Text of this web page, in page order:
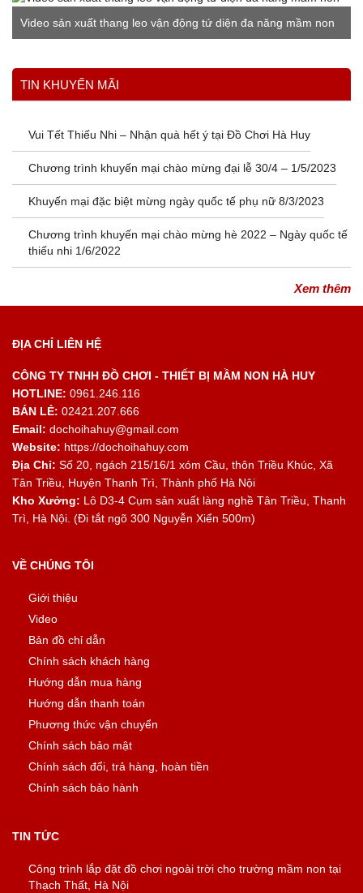
Video sản xuất thang leo vận động tứ diện đa năng mầm non
Xem thêm
TIN KHUYẾN MÃI
Vui Tết Thiếu Nhi – Nhận quà hết ý tại Đồ Chơi Hà Huy
Chương trình khuyến mại chào mừng đại lễ 30/4 – 1/5/2023
Khuyến mại đặc biệt mừng ngày quốc tế phụ nữ 8/3/2023
Chương trình khuyến mại chào mừng hè 2022 – Ngày quốc tế
thiếu nhi 1/6/2022
Xem thêm
ĐỊA CHỈ LIÊN HỆ
CÔNG TY TNHH ĐỒ CHƠI - THIẾT BỊ MẦM NON HÀ HUY
HOTLINE: 0961.246.116
BÁN LẺ: 02421.207.666
Email: dochoihahuy@gmail.com
Website: https://dochoihahuy.com
Địa Chỉ: Số 20, ngách 215/16/1 xóm Cầu, thôn Triều Khúc, Xã
Tân Triều, Huyện Thanh Trì, Thành phố Hà Nội
Kho Xưởng: Lô D3-4 Cụm sản xuất làng nghề Tân Triều, Thanh
Trì, Hà Nội. (Đi tắt ngõ 300 Nguyễn Xiển 500m)
VỀ CHÚNG TÔI
Giới thiệu
Video
Bản đồ chỉ dẫn
Chính sách khách hàng
Hướng dẫn mua hàng
Hướng dẫn thanh toán
Phương thức vận chuyển
Chính sách bảo mật
Chính sách đổi, trả hàng, hoàn tiền
Chính sách bảo hành
TIN TỨC
Công trình lắp đặt đồ chơi ngoài trời cho trường mầm non tại
Thạch Thất, Hà Nội